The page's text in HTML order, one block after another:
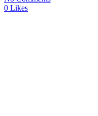
0 Likes